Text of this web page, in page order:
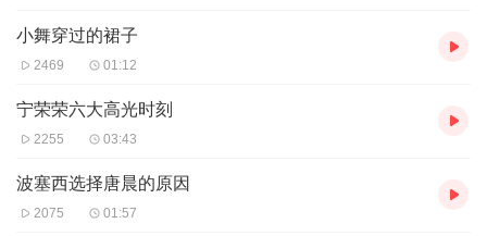
小舞穿过的裙子
2469 01:12
宁荣荣六大高光时刻
2255 03:43
波塞西选择唐晨的原因
2075 01:57